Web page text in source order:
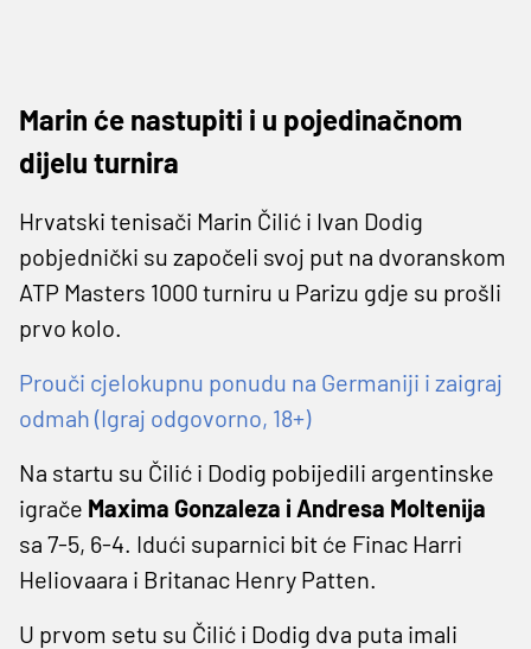
Marin će nastupiti i u pojedinačnom
dijelu turnira
Hrvatski tenisači Marin Čilić i Ivan Dodig
pobjednički su započeli svoj put na dvoranskom
ATP Masters 1000 turniru u Parizu gdje su prošli
prvo kolo.
Prouči cjelokupnu ponudu na Germaniji i zaigraj
odmah (Igraj odgovorno, 18+)
Na startu su Čilić i Dodig pobijedili argentinske
igrače Maxima Gonzaleza i Andresa Moltenija
sa 7-5, 6-4. Idući suparnici bit će Finac Harri
Heliovaara i Britanac Henry Patten.
U prvom setu su Čilić i Dodig dva puta imali